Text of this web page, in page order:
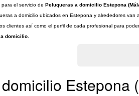
el servicio de Peluqueras a domicilio Estepona
a domicilio ubicados en Estepona y alrededores
clientes así como el perfil de cada profesional para
domicilio
Estepona